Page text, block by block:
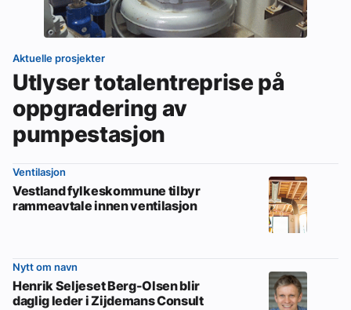
Aktuelle prosjekter
Utlyser totalentreprise på
oppgradering av
pumpestasjon
Ventilasjon
Vestland fylkeskommune tilbyr
rammeavtale innen ventilasjon
Nytt om navn
Henrik Seljeset Berg-Olsen blir
daglig leder i Zijdemans Consult